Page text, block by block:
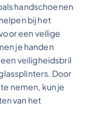
handschoenen
bij het
een veilige
je handen
veiligheidsbril
Door
nemen, kun je
van het